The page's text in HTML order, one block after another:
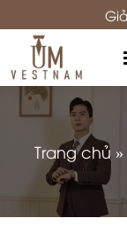
Trang chủ »